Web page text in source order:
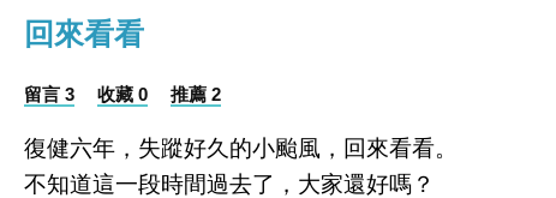
回來看看
留言 3 收藏 0 推薦 2
復健六年，失蹤好久的小颱風，回來看看。
不知道這一段時間過去了，大家還好嗎？